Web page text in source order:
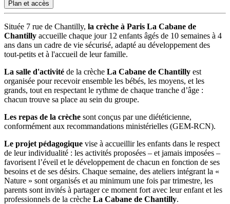
Plan et accès
Située 7 rue de Chantilly, la crèche à Paris La Cabane de
Chantilly accueille chaque jour 12 enfants âgés de 10 semaines à 4
ans dans un cadre de vie sécurisé, adapté au développement des
tout-petits et à l'accueil de leur famille.
La salle d'activité de la crèche La Cabane de Chantilly est
organisée pour recevoir ensemble les bébés, les moyens, et les
grands, tout en respectant le rythme de chaque tranche d’âge :
chacun trouve sa place au sein du groupe.
Les repas de la crèche sont conçus par une diététicienne,
conformément aux recommandations ministérielles (GEM-RCN).
Le projet pédagogique vise à accueillir les enfants dans le respect
de leur individualité : les activités proposées – et jamais imposées –
favorisent l’éveil et le développement de chacun en fonction de ses
besoins et de ses désirs. Chaque semaine, des ateliers intégrant la «
Nature » sont organisés et au minimum une fois par trimestre, les
parents sont invités à partager ce moment fort avec leur enfant et les
professionnels de la crèche La Cabane de Chantilly.